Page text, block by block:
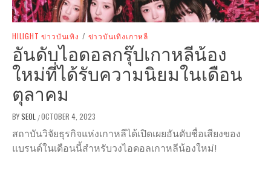
HILIGHT ข่าวบันเทิง / ข่าวบันเทิงเกาหลี
อันดับไอดอลกรุ๊ปเกาหลีน้อง
ใหม่ที่ได้รับความนิยมในเดือน
ตุลาคม
BYSEOL /OCTOBER 4, 2023
สถาบันวิจัยธุรกิจแห่งเกาหลีได้เปิดเผยอันดับชื่อเสียงของ
แบรนด์ในเดือนนี้สำหรับวงไอดอลเกาหลีน้องใหม่!